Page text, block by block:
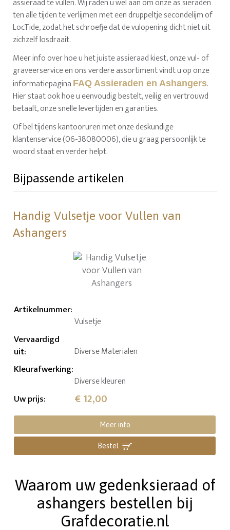
assieraad te vullen. Wij raden u wel aan om onze as sieraden
ten alle tijden te verlijmen met een druppeltje secondelijm of
LocTide, zodat het schroefje dat de vulopening dicht niet uit
zichzelf losdraait.
Meer info over hoe u het juiste assieraad kiest, onze vul- of
graveerservice en ons verdere assortiment vindt u op onze
informatiepagina FAQ Assieraden en Ashangers.
Hier staat ook hoe u eenvoudig bestelt, veilig en vertrouwd
betaalt, onze snelle levertijden en garanties.
Of bel tijdens kantooruren met onze deskundige
klantenservice (06-38080006), die u graag persoonlijk te
woord staat en verder helpt.
Bijpassende artikelen
Handig Vulsetje voor Vullen van
Ashangers
Artikelnummer:
Vulsetje
Vervaardigd
uit: Diverse Materialen
Kleurafwerking:
Diverse kleuren
Uw prijs: € 12,00
Meer info
Bestel
Waarom uw gedenksieraad of
ashangers bestellen bij
Grafdecoratie.nl